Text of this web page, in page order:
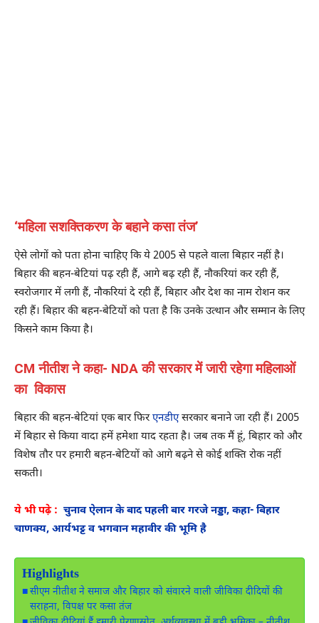
‘महिला सशक्तिकरण के बहाने कसा तंज’
ऐसे लोगों को पता होना चाहिए कि ये 2005 से पहले वाला बिहार नहीं है।
बिहार की बहन-बेटियां पढ़ रही हैं, आगे बढ़ रही हैं, नौकरियां कर रही हैं,
स्वरोजगार में लगी हैं, नौकरियां दे रही हैं, बिहार और देश का नाम रोशन कर
रही हैं। बिहार की बहन-बेटियों को पता है कि उनके उत्थान और सम्मान के लिए
किसने काम किया है।
CM नीतीश ने कहा- NDA की सरकार में जारी रहेगा महिलाओं
का विकास
बिहार की बहन-बेटियां एक बार फिरएनडीएसरकार बनाने जा रही हैं। 2005
में बिहार से किया वादा हमें हमेशा याद रहता है। जब तक मैं हूं, बिहार को और
विशेष तौर पर हमारी बहन-बेटियों को आगे बढ़ने से कोई शक्ति रोक नहीं
सकती।
ये भी पढ़े : चुनाव ऐलान के बाद पहली बार गरजे नड्डा, कहा- बिहार
चाणक्य, आर्यभट्ट व भगवान महावीर की भूमि है
Highlights
सीएम नीतीश ने समाज और बिहार को संवारने वाली जीविका दीदियों की
सराहना, विपक्ष पर कसा तंज